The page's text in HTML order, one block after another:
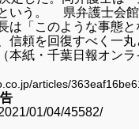
いう。 県弁護士会館
は「このような事態と
信頼を回復すべく一
本紙・千葉日報オンラ
articles/
01/04/45582/